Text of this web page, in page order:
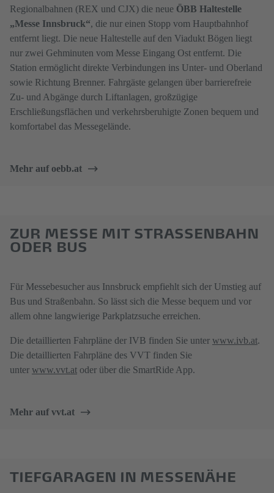
Regionalbahnen (REX und CJX) die neue ÖBB Haltestelle
„Messe Innsbruck“, die nur einen Stopp vom Hauptbahnhof
entfernt liegt. Die neue Haltestelle auf den Viadukt Bögen liegt
nur zwei Gehminuten vom Messe Eingang Ost entfernt. Die
Station ermöglicht direkte Verbindungen ins Unter- und Oberland
sowie Richtung Brenner. Fahrgäste gelangen über barrierefreie
Zu- und Abgänge durch Liftanlagen, großzügige
Erschließungsflächen und verkehrsberuhigte Zonen bequem und
komfortabel das Messegelände.
Mehr auf oebb.at
ZUR MESSE MIT STRASSENBAHN O
DER BUS
Für Messebesucher aus Innsbruck empfiehlt sich der Umstieg auf
Bus und Straßenbahn. So lässt sich die Messe bequem und vor
allem ohne langwierige Parkplatzsuche erreichen.
Die detaillierten Fahrpläne der IVB finden Sie unter www.ivb.at.
Die detaillierten Fahrpläne des VVT finden Sie
unter www.vvt.at oder über die SmartRide App.
Mehr auf vvt.at
TIEFGARAGEN IN MESSENÄHE